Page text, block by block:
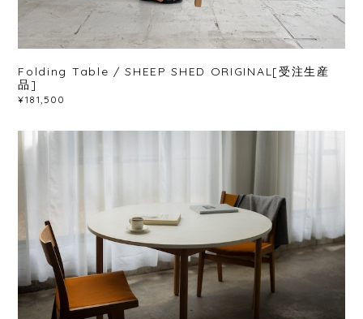
Folding Table / SHEEP SHED ORIGINAL[受注生産
品]
¥181,500